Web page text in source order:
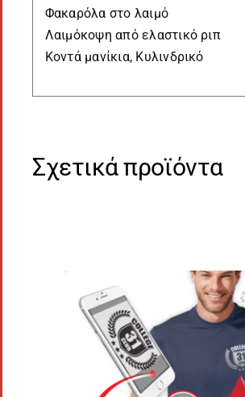
Φακαρόλα στο λαιμό
Λαιμόκοψη από ελαστικό ριπ
Κοντά μανίκια, Κυλινδρικό
Σχετικά προϊόντα